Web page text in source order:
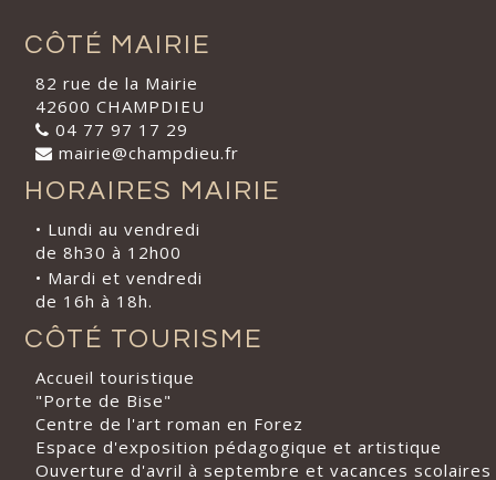
CÔTÉ MAIRIE
82 rue de la Mairie
42600 CHAMPDIEU
04 77 97 17 29
mairie@champdieu.fr
HORAIRES MAIRIE
• Lundi au vendredi
de 8h30 à 12h00
• Mardi et vendredi
de 16h à 18h.
CÔTÉ TOURISME
Accueil touristique
"Porte de Bise"
Centre de l'art roman en Forez
Espace d'exposition pédagogique et artistique
Ouverture d'avril à septembre et vacances scolaires